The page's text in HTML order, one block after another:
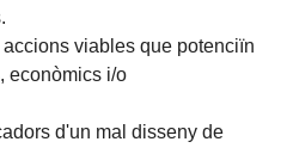
viables que potenciïn
econòmics i/o
d'un mal disseny de